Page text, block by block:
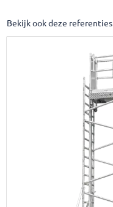
Bekijk ook deze referenties